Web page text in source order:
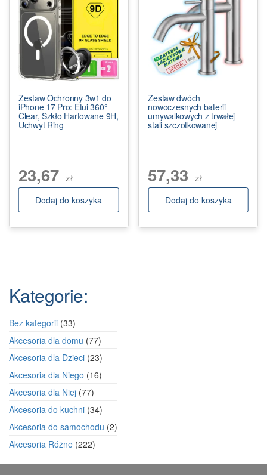
Zestaw Ochronny 3w1 do
iPhone 17 Pro: Etui 360°
Clear, Szkło Hartowane 9H,
Uchwyt Ring
23,67 zł
Dodaj do koszyka
Zestaw dwóch
nowoczesnych baterii
umywalkowych z trwałej
stali szczotkowanej
57,33 zł
Dodaj do koszyka
Kategorie:
Bez kategorii 3333
produkty
Akcesoria dla domu 7777
produktów
Akcesoria dla Dzieci 2323
produkty
Akcesoria dla Niego 1616
Akcesoria dla Niej 7777
produktów
Akcesoria do kuchni 3434
produkty
Akcesoria do samochodu 22
Akcesoria Różne 222222